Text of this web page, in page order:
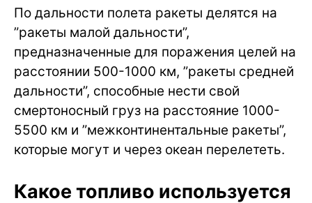
По дальности полета ракеты делятся на
”ракеты малой дальности”,
предназначенные для поражения целей на
расстоянии 500-1000 км, ”ракеты средней
дальности”, способные нести свой
смертоносный груз на расстояние 1000-
5500 км и ”межконтинентальные ракеты”,
которые могут и через океан перелететь.
Какое топливо используется